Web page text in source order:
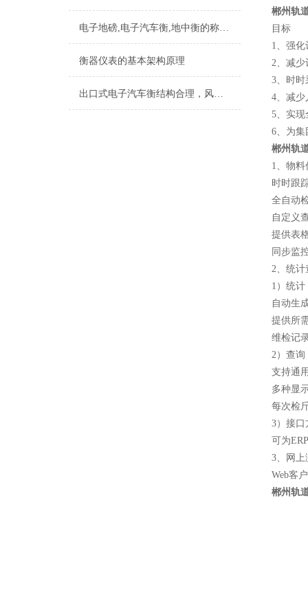
电子地磅,电子汽车衡,地中衡的称重原理
衡器仪表的基本架构原理
出口式电子汽车衡结构合理，风靡海外市场
郴州轨
目标
1、强
2、减少
3、时时
4、减少
5、实现
6、为集
郴州轨
1、物
时时跟
全自动
自定义
提供表
同步监
2、统计
1）统计
自动生
提供所
维检记
2）查询
支持通
多种显
每次检
3）接口
可为
3、网上
Web客
郴州轨